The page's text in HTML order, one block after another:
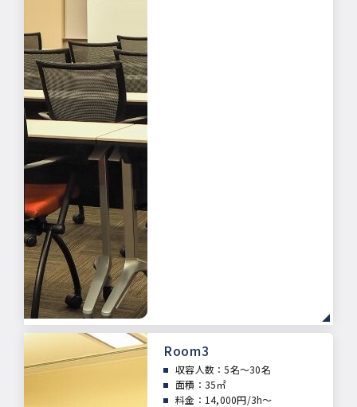
Room3
収容人数：5名～30名
面積： 35㎡
料金：14,000円/3h～